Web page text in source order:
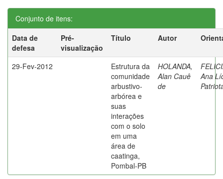
Conjunto de itens:
Data de
defesa
Pré-
visualização
Título Autor
29-Fev-2012
Estrutura da
comunidade
arbustivo-
arbórea e
suas
interações
com o solo
em uma
área de
caatinga,
Pombal-PB
HOLANDA,
Alan Cauê
de
Ana